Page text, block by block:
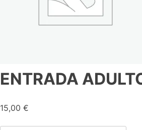
ENTRADA
15,00 €